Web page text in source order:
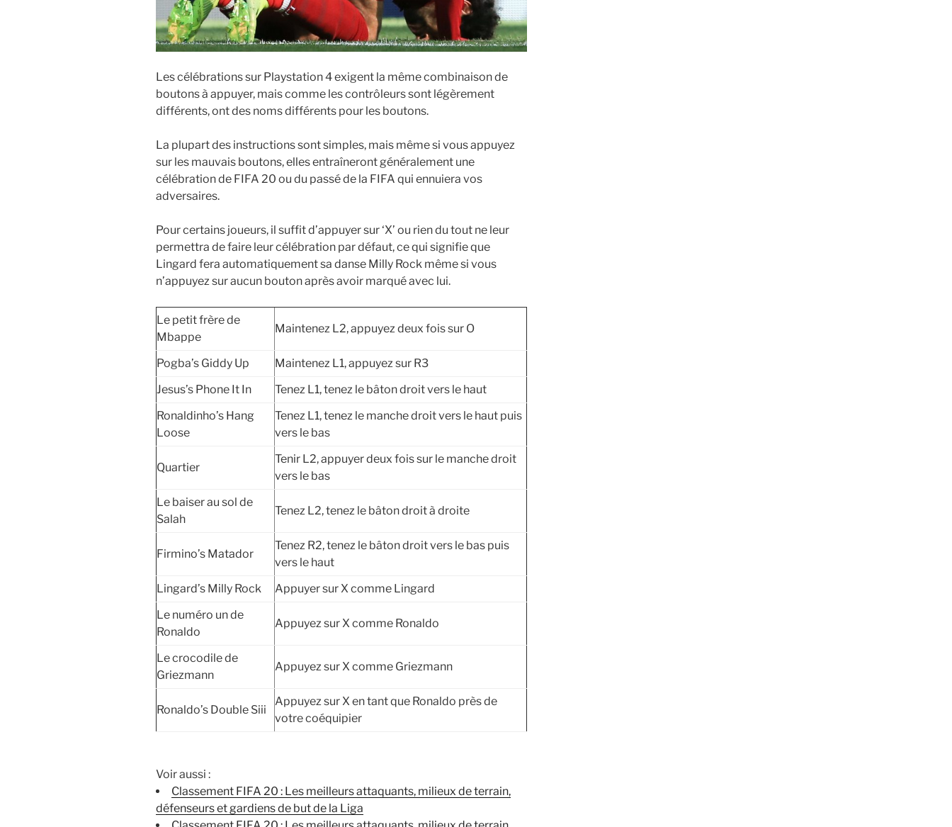
Les célébrations sur Playstation 4 exigent la même combinaison de
boutons à appuyer, mais comme les contrôleurs sont légèrement
différents, ont des noms différents pour les boutons.
La plupart des instructions sont simples, mais même si vous appuyez
sur les mauvais boutons, elles entraîneront généralement une
célébration de FIFA 20 ou du passé de la FIFA qui ennuiera vos
adversaires.
Pour certains joueurs, il suffit d’appuyer sur ‘X’ ou rien du tout ne leur
permettra de faire leur célébration par défaut, ce qui signifie que
Lingard fera automatiquement sa danse Milly Rock même si vous
n’appuyez sur aucun bouton après avoir marqué avec lui.
Le petit frère de
Mbappe
Maintenez L2, appuyez deux fois sur O
Pogba’s Giddy Up
Maintenez L1, appuyez sur R3
Jesus’s Phone It In
Tenez L1, tenez le bâton droit vers le haut
Ronaldinho’s Hang
Loose
Tenez L1, tenez le manche droit vers le haut puis
vers le bas
Quartier
Tenir L2, appuyer deux fois sur le manche droit
vers le bas
Le baiser au sol de
Salah
Tenez L2, tenez le bâton droit à droite
Firmino’s Matador
Tenez R2, tenez le bâton droit vers le bas puis
vers le haut
Lingard’s Milly Rock
Appuyer sur X comme Lingard
Le numéro un de
Ronaldo
Appuyez sur X comme Ronaldo
Le crocodile de
Griezmann
Appuyez sur X comme Griezmann
Ronaldo’s Double Siii
Appuyez sur X en tant que Ronaldo près de
votre coéquipier
Voir aussi :
Classement FIFA 20 : Les meilleurs attaquants, milieux de terrain,
défenseurs et gardiens de but de la Liga